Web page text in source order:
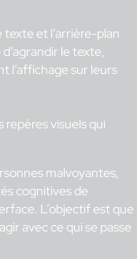
et l’arrière-plan
le texte,
l’affichage sur leurs
visuels qui
malvoyantes,
cognitives de
L’objectif est que
avec ce qui se passe